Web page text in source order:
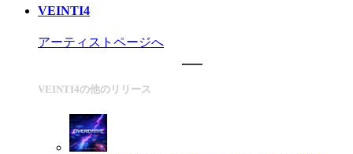
VEINTI4
アーティストページへ
VEINTI4の他のリリース